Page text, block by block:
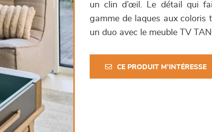
un clin d’œil. Le détail qui
gamme de laques aux coloris
un duo avec le meuble TV
CE PRODUIT M'INTÉRESSE